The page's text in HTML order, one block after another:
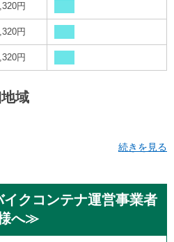
円
円
円
域
続きを見る
イクコンテナ運営事業者
へ≫